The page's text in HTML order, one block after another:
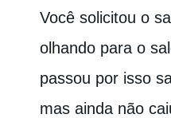
Você solicitou o
olhando para o
passou por isso
mas ainda não